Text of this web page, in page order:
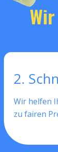
2.
Wir helfen
zu fairen